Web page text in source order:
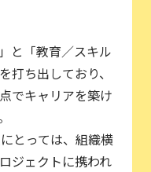
と「教育／スキル
打ち出しており、
でキャリアを築け
とっては、組織横
ジェクトに携われ